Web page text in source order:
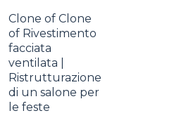
Clone of Clone
of Rivestimento
facciata
ventilata |
Ristrutturazione
di un salone per
le feste